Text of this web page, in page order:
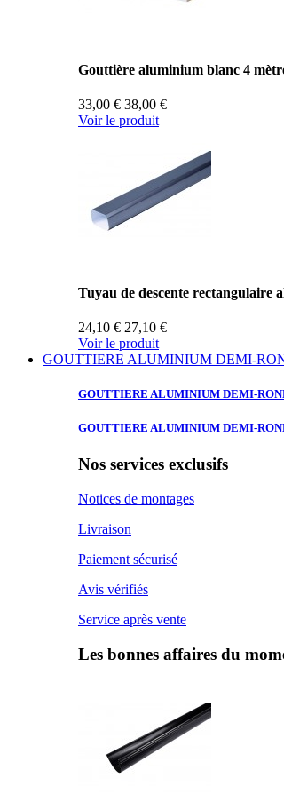
Gouttière aluminium blanc 4
33,00 € 38,00 €
Voir le produit
Tuyau de descente rectangulaire
24,10 € 27,10 €
Voir le produit
GOUTTIERE ALUMINIUM DEMI-
GOUTTIERE ALUMINIUM DEMI-
GOUTTIERE ALUMINIUM DEMI-
Nos services exclusifs
Notices de montages
Livraison
Paiement sécurisé
Avis vérifiés
Service après vente
Les bonnes affaires du